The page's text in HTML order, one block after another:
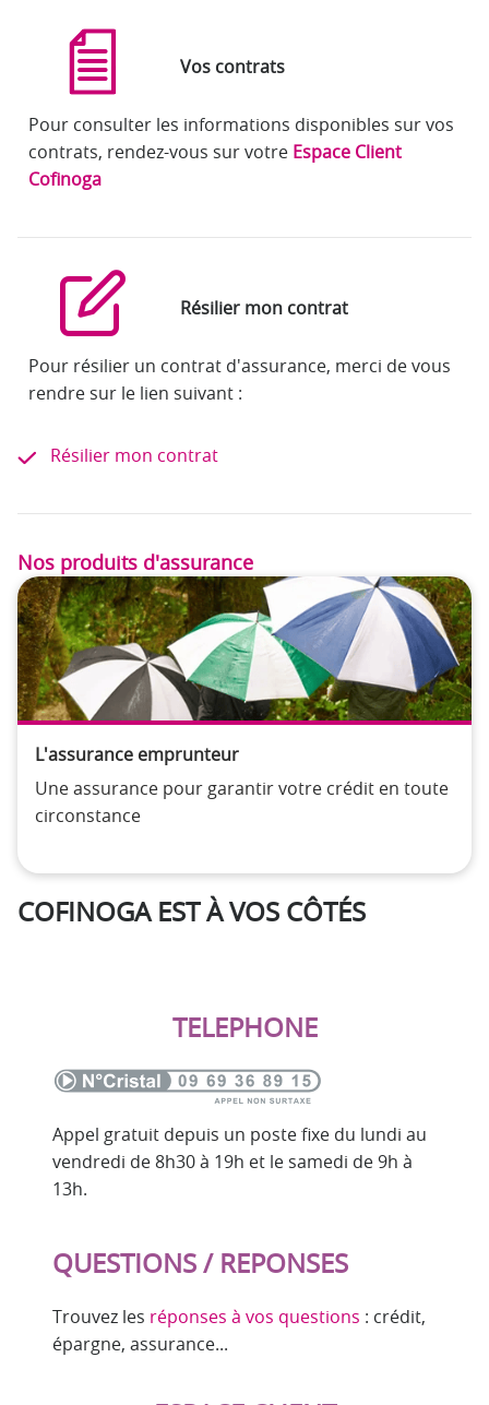
Vos contrats
Pour consulter les informations disponibles sur vos
contrats, rendez-vous sur votre Espace Client
Cofinoga
Résilier mon contrat
Pour résilier un contrat d'assurance, merci de vous
rendre sur le lien suivant :
Résilier mon contrat
Nos produits d'assurance
L'assurance emprunteur
Une assurance pour garantir votre crédit en toute
circonstance
COFINOGA EST À VOS CÔTÉS
TELEPHONE
Appel gratuit depuis un poste fixe du lundi au
vendredi de 8h30 à 19h et le samedi de 9h à
13h.
QUESTIONS / REPONSES
Trouvez les réponses à vos questions : crédit,
épargne, assurance...